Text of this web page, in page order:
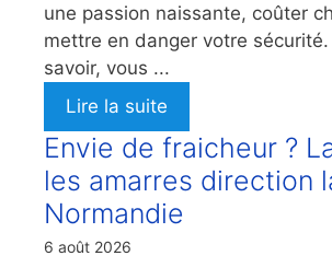
une passion naissante, coûter
mettre en danger votre
savoir, vous ...
Lire la suite
Envie de fraicheur ?
les amarres direction
Normandie
6 août 2026